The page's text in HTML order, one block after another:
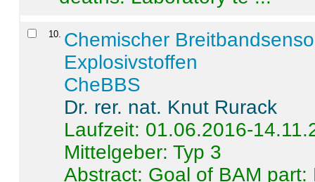
10 Chemischer
Explosivstoffen
CheBBS
Dr. rer. nat. Knut Rurack
Laufzeit: 01.06.2016-
Mittelgeber: Typ 3
Abstract: Goal of BAM